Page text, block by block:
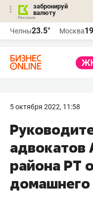
забронируй
валюту
Челны23.5° Москва
5 октября 2022, 11:58
адвокатов
района РТ
домашнего